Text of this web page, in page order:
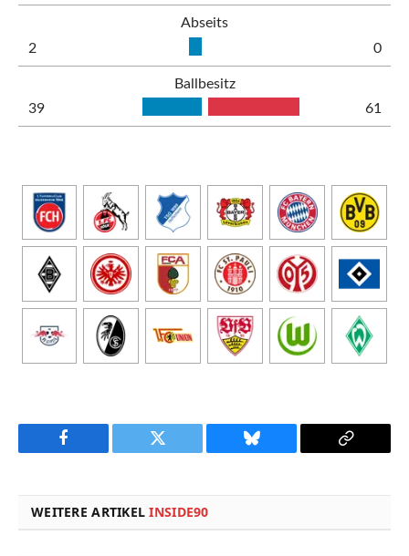
Abseits
2
0
Ballbesitz
39
61
Facebook Twitter Bluesky
Copy
WEITERE ARTIKELINSIDE90